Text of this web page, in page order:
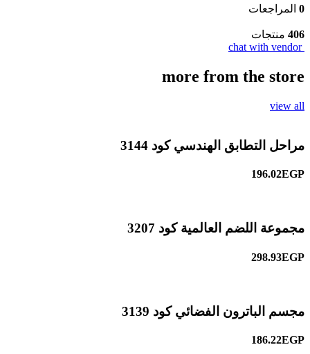
0 المراجعات
406 منتجات
chat with vendor
more from the store
view all
مراحل التطابق الهندسي كود 3144
196.02EGP
مجموعة اللضم العالمية كود 3207
298.93EGP
مجسم الباترون الفضائي كود 3139
186.22EGP